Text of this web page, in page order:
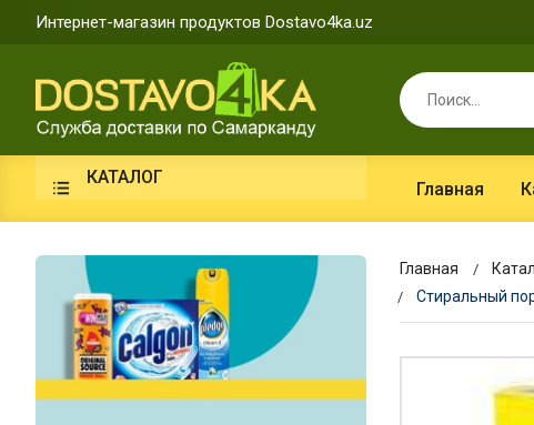
Интернет-магазин продуктов Dostavo4ka.uz
КАТАЛОГ
Главная
Главная
Стиральный